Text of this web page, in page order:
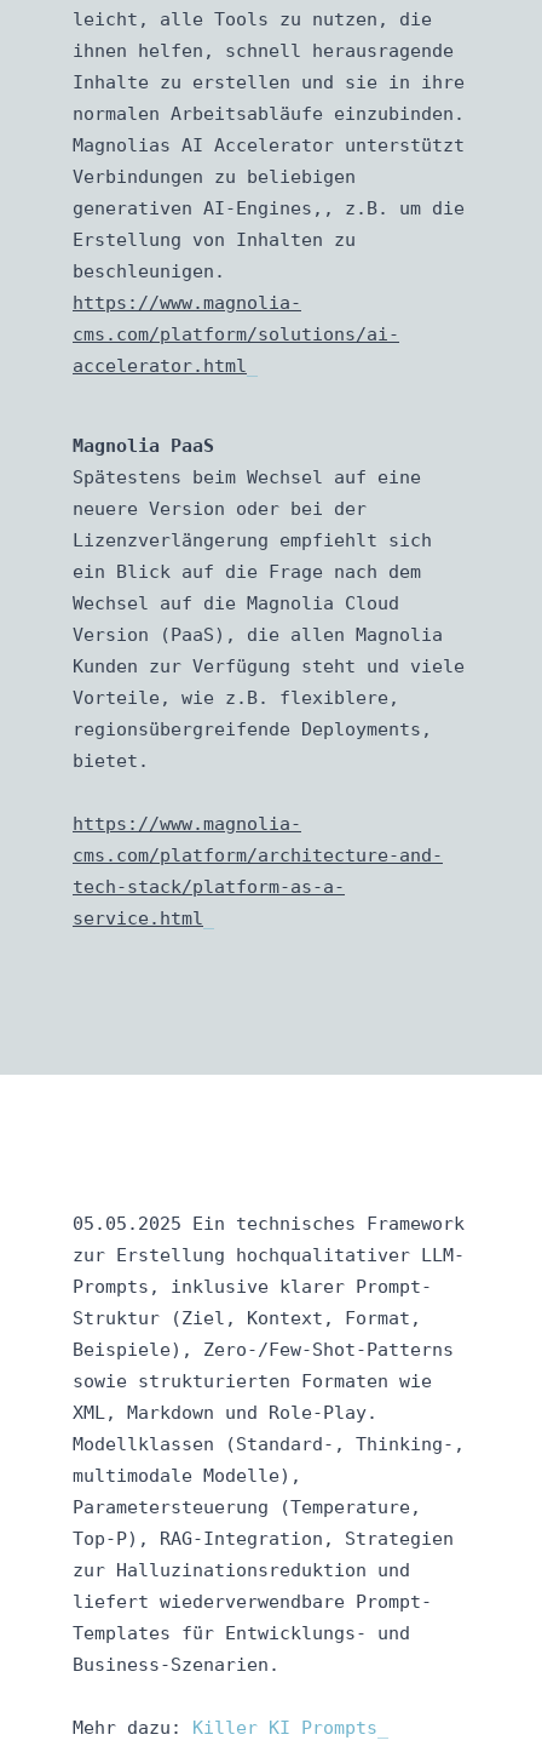
leicht, alle Tools zu nutzen, die
ihnen helfen, schnell herausragende
Inhalte zu erstellen und sie in ihre
normalen Arbeitsabläufe einzubinden.
Magnolias AI Accelerator unterstützt
Verbindungen zu beliebigen
generativen AI-Engines,, z.B. um die
Erstellung von Inhalten zu
beschleunigen.
https://www.magnolia-
cms.com/platform/solutions/ai-
accelerator.html
Magnolia PaaS
Spätestens beim Wechsel auf eine
neuere Version oder bei der
Lizenzverlängerung empfiehlt sich
ein Blick auf die Frage nach dem
Wechsel auf die Magnolia Cloud
Version (PaaS), die allen Magnolia
Kunden zur Verfügung steht und viele
Vorteile, wie z.B. flexiblere,
regionsübergreifende Deployments,
bietet.
https://www.magnolia-
cms.com/platform/architecture-and-
tech-stack/platform-as-a-
service.html
05.05.2025 Ein technisches Framework
zur Erstellung hochqualitativer LLM-
Prompts, inklusive klarer Prompt-
Struktur (Ziel, Kontext, Format,
Beispiele), Zero-/Few-Shot-Patterns
sowie strukturierten Formaten wie
XML, Markdown und Role-Play.
Modellklassen (Standard-, Thinking-,
multimodale Modelle),
Parametersteuerung (Temperature,
Top‑P), RAG-Integration, Strategien
zur Halluzinationsreduktion und
liefert wiederverwendbare Prompt-
Templates für Entwicklungs‑ und
Business-Szenarien.
Mehr dazu: Killer KI Prompts